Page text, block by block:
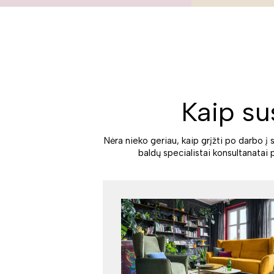
Kaip
Nėra nieko geriau, kaip grįžti po darbo į
baldų specialistai konsultanatai